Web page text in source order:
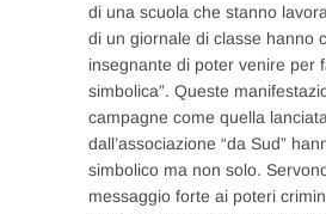
di una scuola che stanno
di un giornale di classe hanno
insegnante di poter venire per
simbolica”. Queste
campagne come quella
dall’associazione “da Sud”
simbolico ma non solo.
messaggio forte ai poteri